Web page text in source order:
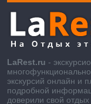
LaRest.ru -
экскурсий онлайн и
подробной
доверили свой